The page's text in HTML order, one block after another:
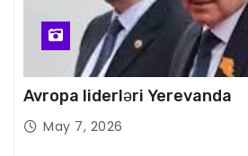
Avropa liderləri Yerevanda
May 7, 2026